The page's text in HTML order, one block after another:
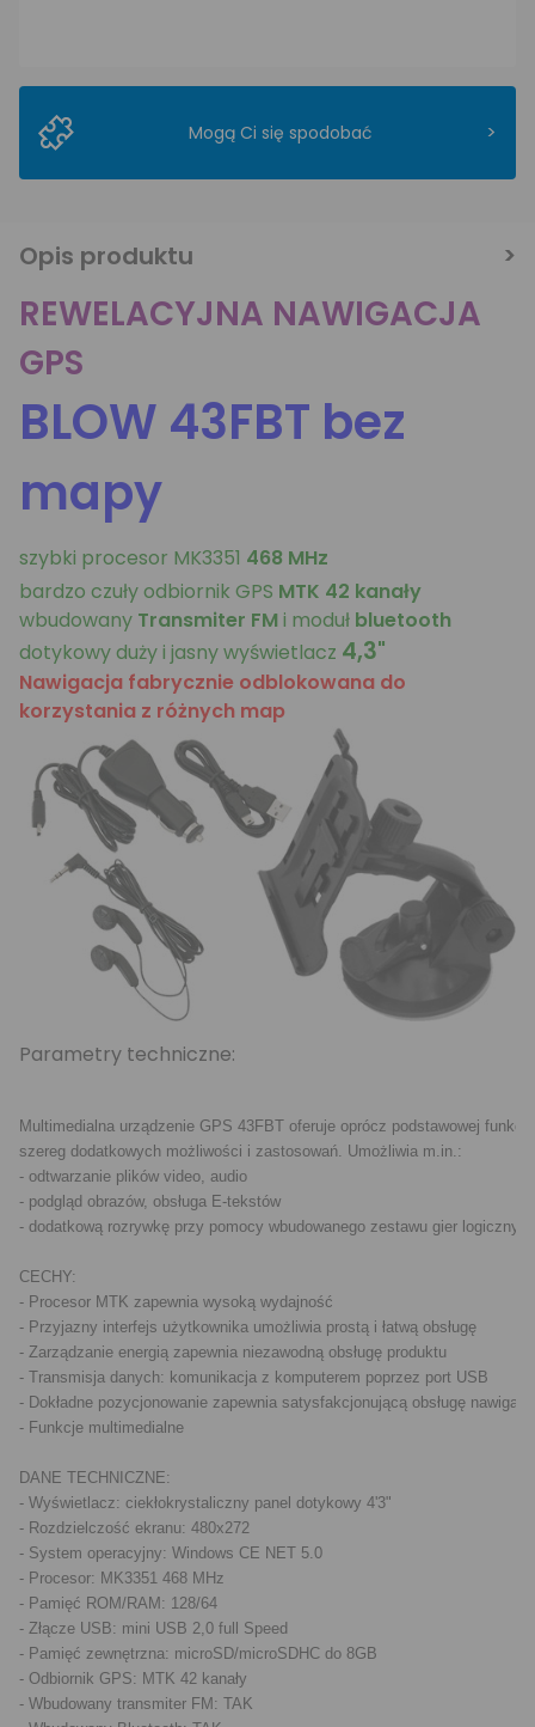
Mogą Ci się spodobać >
Opis produktu
REWELACYJNA NAWIGACJA
GPS
BLOW 43FBT bez
mapy
szybki procesor MK3351 468 MHz
bardzo czuły odbiornik GPS MTK 42 kanały
wbudowany Transmiter FM i moduł bluetooth
dotykowy duży i jasny wyświetlacz 4,3"
Nawigacja fabrycznie odblokowana do
korzystania z różnych map
Parametry techniczne:
Multimedialna urządzenie GPS 43FBT oferuje oprócz podstawowej
szereg dodatkowych możliwości i zastosowań. Umożliwia m.in.:
- odtwarzanie plików video, audio
- podgląd obrazów, obsługa E-tekstów
- dodatkową rozrywkę przy pomocy wbudowanego zestawu gier logicznych
CECHY:
- Procesor MTK zapewnia wysoką wydajność
- Przyjazny interfejs użytkownika umożliwia prostą i łatwą obsługę
- Zarządzanie energią zapewnia niezawodną obsługę produktu
- Transmisja danych: komunikacja z komputerem poprzez port USB
- Dokładne pozycjonowanie zapewnia satysfakcjonującą obsługę
- Funkcje multimedialne
DANE TECHNICZNE:
- Wyświetlacz: ciekłokrystaliczny panel dotykowy 4'3"
- Rozdzielczość ekranu: 480x272
- System operacyjny: Windows CE NET 5.0
- Procesor: MK3351 468 MHz
- Pamięć ROM/RAM: 128/64
- Złącze USB: mini USB 2,0 full Speed
- Pamięć zewnętrzna: microSD/microSDHC do 8GB
- Odbiornik GPS: MTK 42 kanały
- Wbudowany transmiter FM: TAK